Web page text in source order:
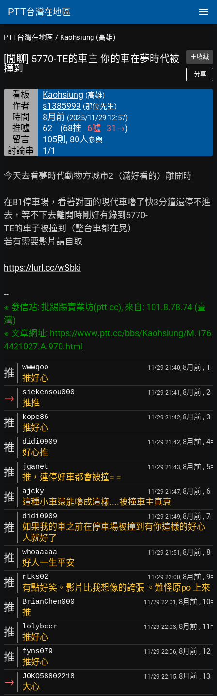
PTT台灣在地區
PTT台灣在地區 / Kaohsiung (高雄)
[閒聊] 5770-TE的車主 你的車在夢時代被
撞到
＋收藏
分享
看板 Kaohsiung (高雄)
作者 s1385999 (那位先生)
時間 8月前 (2025/11/29 12:57)
推噓 62 (68推 6噓 31 →)
留言
105則, 80人參與
討論串 1/1
今天去看夢時代動物方城市2（滿好看的）離開時
在B1停車場，看著對面的現代車嚕了快3分鐘還停不進
去，等不下去離開時剛好有錄到5770-
TE的車子被撞到（整台車都在晃）
若有需要影片請自取
https://lurl.cc/wSbki
※ 發信站: 批踢踢實業坊(ptt.cc), 來自: 101.8.78.74 (臺
灣)
※ 文章網址: https://www.ptt.cc/bbs/Kaohsiung/M.176
4421027.A.970.html
推 wwwqoo 11/29 21:40, 8月前 , 1 F
推好心
→ siekensou000 11/29 21:41, 8月前 , 2F
推推
推 kope86 11/29 21:42, 8月前 , 3F
推好心
推 didi0909 11/29 21:42, 8月前 , 4F
好心推
推 jganet 11/29 21:43, 8月前 , 5F
推，連停好車都會被撞= =
推 ajcky 11/29 21:47, 8月前 , 6F
這種小車還能嚕成這樣....被撞車主真衰
推
didi0909 11/29 21:49, 8月前 , 7F
如果我的車之前在停車場被撞到有你這樣的好心
人就好了
推 whoaaaaa 11/29 21:51, 8月前 , 8F
好人一生平安
推 rLks02 11/29 22:00, 8月前 , 9F
有點好笑。影片比我想像的誇張 。難怪原po 上來
推 BrianChen000 11/29 22:01, 8月前 , 10F
推
推 lolybeer 11/29 22:03, 8月前 , 11 F
推好心
推 fyns079 11/29 22:06, 8月前 , 12F
推好心
→ JOKO58802218 11/29 22:15, 8月前 , 13F
大心